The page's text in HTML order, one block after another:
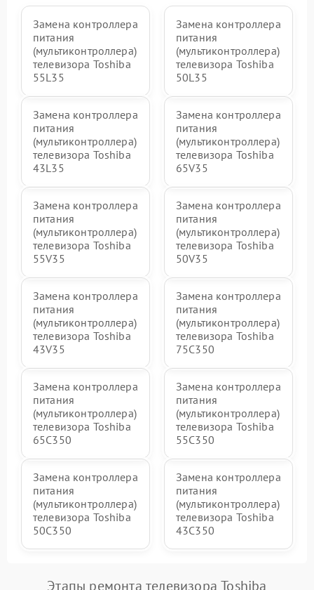
Замена контроллера
питания
(мультиконтроллера)
телевизора Toshiba
55L35
Замена контроллера
питания
(мультиконтроллера)
телевизора Toshiba
50L35
Замена контроллера
питания
(мультиконтроллера)
телевизора Toshiba
43L35
Замена контроллера
питания
(мультиконтроллера)
телевизора Toshiba
65V35
Замена контроллера
питания
(мультиконтроллера)
телевизора Toshiba
55V35
Замена контроллера
питания
(мультиконтроллера)
телевизора Toshiba
50V35
Замена контроллера
питания
(мультиконтроллера)
телевизора Toshiba
43V35
Замена контроллера
питания
(мультиконтроллера)
телевизора Toshiba
75C350
Замена контроллера
питания
(мультиконтроллера)
телевизора Toshiba
65C350
Замена контроллера
питания
(мультиконтроллера)
телевизора Toshiba
55C350
Замена контроллера
питания
(мультиконтроллера)
телевизора Toshiba
50C350
Замена контроллера
питания
(мультиконтроллера)
телевизора Toshiba
43C350
Этапы ремонта телевизора Toshiba